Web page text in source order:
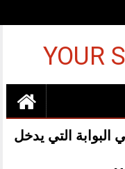
YOUR
البوابة التي يدخل